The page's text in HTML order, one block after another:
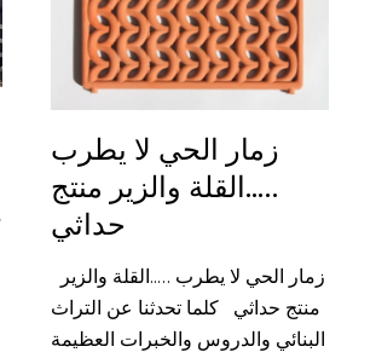
زمار الحي لا يطرب
…..القلة والزير منتج
حداثي
منتج حداثي كلما تحدثنا عن التراث
البنائي والدروس والخبرات العظيمة